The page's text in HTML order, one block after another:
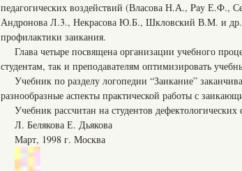
педагогических воздействий (Власова Н.А., Pay
Андронова Л.3., Некрасова Ю.Б., Шкловский В.М. и
профилактики заикания.
Глава четыре посвящена организации учебного
студентам, так и преподавателям оптимизировать
Учебник по разделу логопедии “Заикание”
разнообразные аспекты практической работы с
Учебник рассчитан на студентов
Л. Белякова Е. Дьякова
Март, 1998 г. Москва